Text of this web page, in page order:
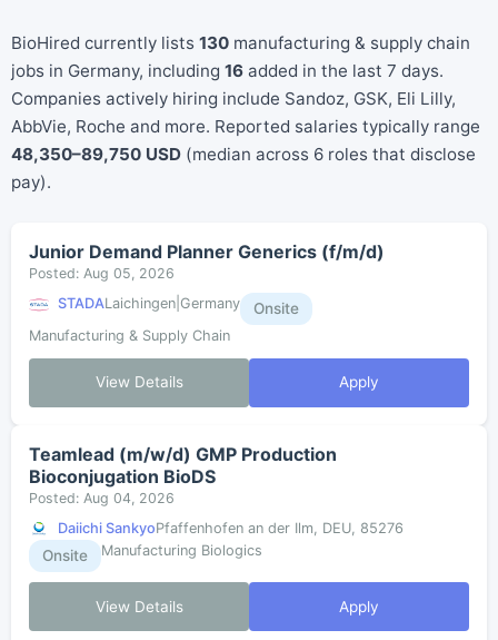
BioHired currently lists 130 manufacturing & supply chain
jobs in Germany, including 16 added in the last 7 days.
Companies actively hiring include Sandoz, GSK, Eli Lilly,
AbbVie, Roche and more. Reported salaries typically range
48,350–89,750 USD (median across 6 roles that disclose
pay).
Junior Demand Planner Generics (f/m/d)
Posted: Aug 05, 2026
STADALaichingen|Germany Onsite
Manufacturing & Supply Chain
View Details Apply
Teamlead (m/w/d) GMP Production
Bioconjugation BioDS
Posted: Aug 04, 2026
Daiichi SankyoPfaffenhofen an der Ilm, DEU, 85276
Onsite Manufacturing Biologics
View Details Apply